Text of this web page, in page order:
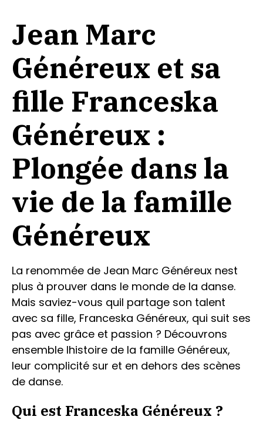
Jean Marc
Généreux et sa
fille Franceska
Généreux :
Plongée dans la
vie de la famille
Généreux
La renommée de Jean Marc Généreux nest
plus à prouver dans le monde de la danse.
Mais saviez-vous quil partage son talent
avec sa fille, Franceska Généreux, qui suit ses
pas avec grâce et passion ? Découvrons
ensemble lhistoire de la famille Généreux,
leur complicité sur et en dehors des scènes
de danse.
Qui est Franceska Généreux ?